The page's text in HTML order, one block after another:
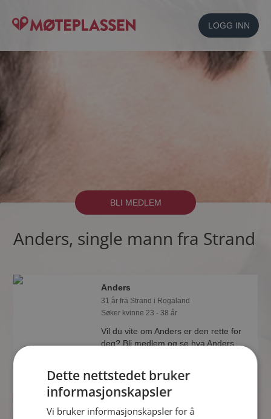
LOGG INN
BLI MEDLEM
Anders, single mann fra Strand
Anders
31 år fra Strand i Rogaland
Søker kvinne 23 - 38 år
Vil du vite om Anders er den rette for
deg? Bli medlem og se hva Anders
Dette nettstedet bruker
informasjonskapsler
Vi bruker informasjonskapsler for å